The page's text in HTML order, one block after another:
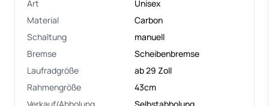
Art
Unisex
Material
Carbon
Schaltung
manuell
Bremse
Scheibenbremse
Laufradgröße
ab 29 Zoll
Rahmengröße
43cm